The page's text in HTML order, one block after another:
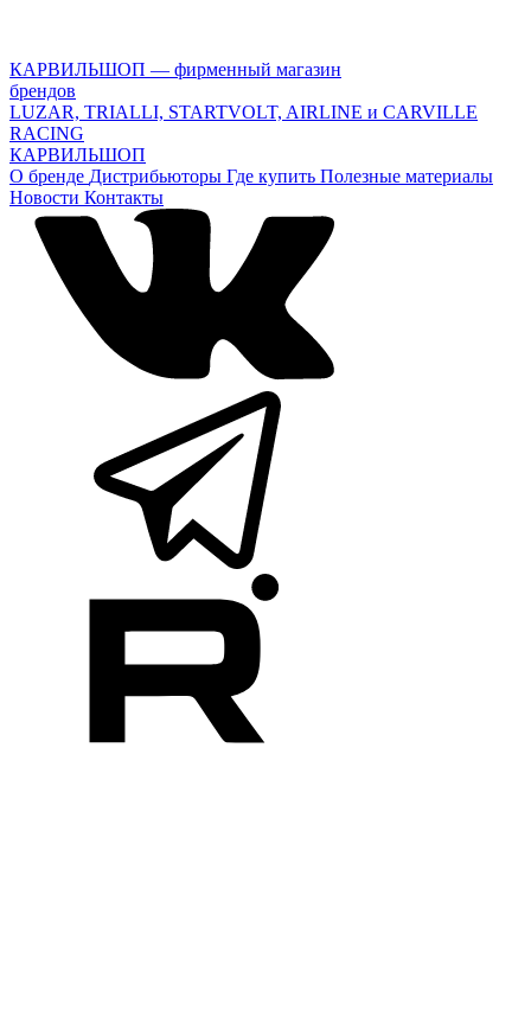
КАРВИЛЬШОП — фирменный магазин
брендов
LUZAR, TRIALLI, STARTVOLT, AIRLINE и CARVILLE
RACING
КАРВИЛЬШОП
О бренде Дистрибьюторы Где купить Полезные материалы
Новости Контакты